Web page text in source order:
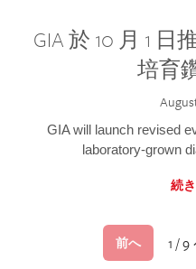
GIA 於 10 月 1
培育
GIA will launch revised
laboratory-grown
続
前へ 1 /